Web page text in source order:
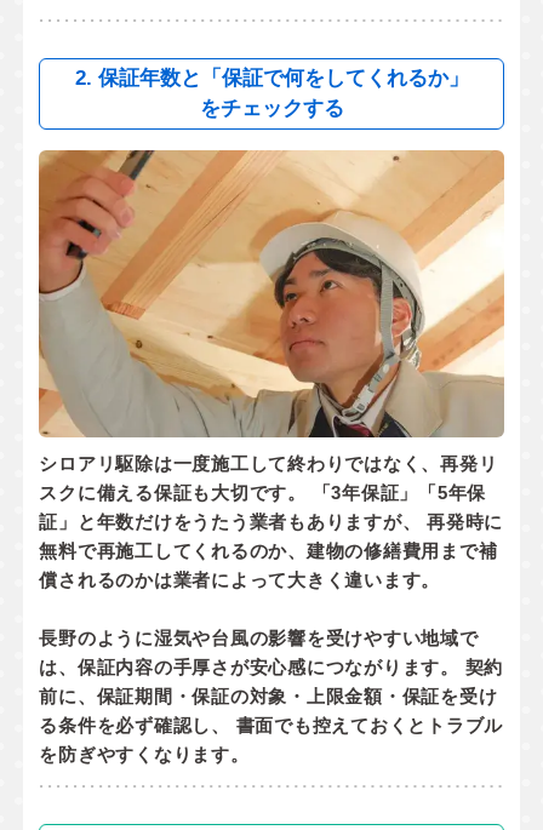
2. 保証年数と「保証で何をしてくれるか」
をチェックする
シロアリ駆除は一度施工して終わりではなく、再発リ
スクに備える保証も大切です。 「3年保証」「5年保
証」と年数だけをうたう業者もありますが、 再発時に
無料で再施工してくれるのか、 建物の修繕費用まで補
償されるのかは業者によって大きく違います。
長野のように湿気や台風の影響を受けやすい地域で
は、保証内容の手厚さが安心感につながります。 契約
前に、 保証期間・保証の対象・上限金額・保証を受け
る条件を必ず確認し、 書面でも控えておくとトラブル
を防ぎやすくなります。